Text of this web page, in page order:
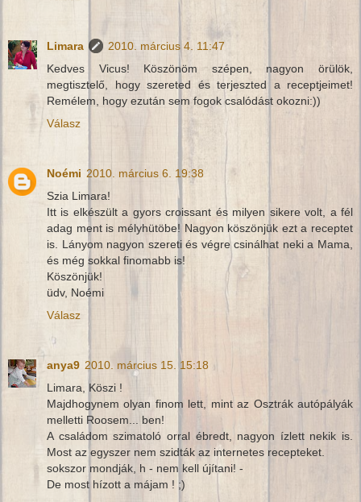
Limara
2010. március 4. 11:47
Kedves Vicus! Köszönöm szépen, nagyon örülök,
megtisztelő, hogy szereted és terjeszted a receptjeimet!
Remélem, hogy ezután sem fogok csalódást okozni:))
Válasz
Noémi 2010. március 6. 19:38
Szia Limara!
Itt is elkészült a gyors croissant és milyen sikere volt, a fél
adag ment is mélyhütöbe! Nagyon köszönjük ezt a receptet
is. Lányom nagyon szereti és végre csinálhat neki a Mama,
és még sokkal finomabb is!
Köszönjük!
üdv, Noémi
Válasz
anya9 2010. március 15. 15:18
Limara, Köszi !
Majdhogynem olyan finom lett, mint az Osztrák autópályák
melletti Roosem... ben!
A családom szimatoló orral ébredt, nagyon ízlett nekik is.
Most az egyszer nem szidták az internetes recepteket.
sokszor mondják, h - nem kell újítani! -
De most hízott a májam ! ;)